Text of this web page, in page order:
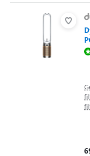
Beoordeling is 8,1 van de